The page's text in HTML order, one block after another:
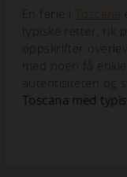
En ferie i Toscana
typiske retter, rik
oppskrifter
med noen få
autentisiteten og
Toscana med